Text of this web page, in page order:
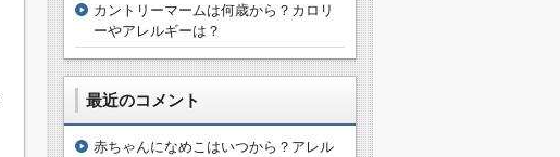
カントリーマームは何歳から？カロリ
ーやアレルギーは？
最近のコメント
赤ちゃんになめこはいつから？アレル